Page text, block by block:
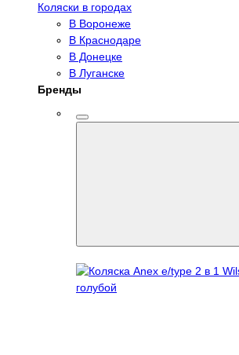
Коляски в городах
В Воронеже
В Краснодаре
В Донецке
В Луганске
Бренды